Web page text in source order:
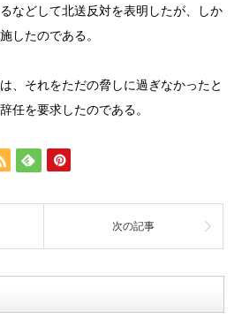
などして北送反対を表明したが、しか
したのである。
、それをただの脅しに過ぎなかったと
任を要求したのである。
次の記事